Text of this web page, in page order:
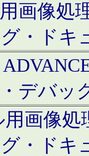
用画像
・ドキ
デバッ
用画像
・ドキ